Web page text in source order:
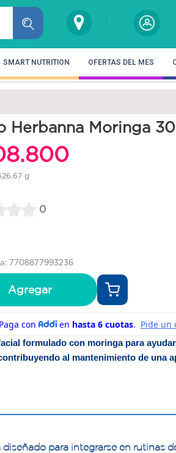
SMART NUTRITION OFERTAS DEL MES
Herbanna Moringa
g
0
7708877993236
Agregar
formulado con moringa para
al mantenimiento de una
para integrarse en rutinas